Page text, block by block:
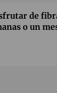
de
o un